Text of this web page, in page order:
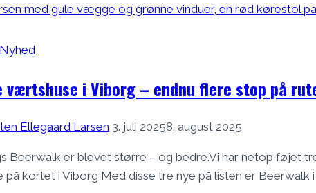
med
favoritter
Nyhed
værtshuse i Viborg – endnu flere stop på
Ellegaard Larsen 3. juli 20258. august 2025
Beerwalk er blevet større – og bedre.Vi har netop føjet
på kortet i Viborg Med disse tre nye på listen er Beerwalk